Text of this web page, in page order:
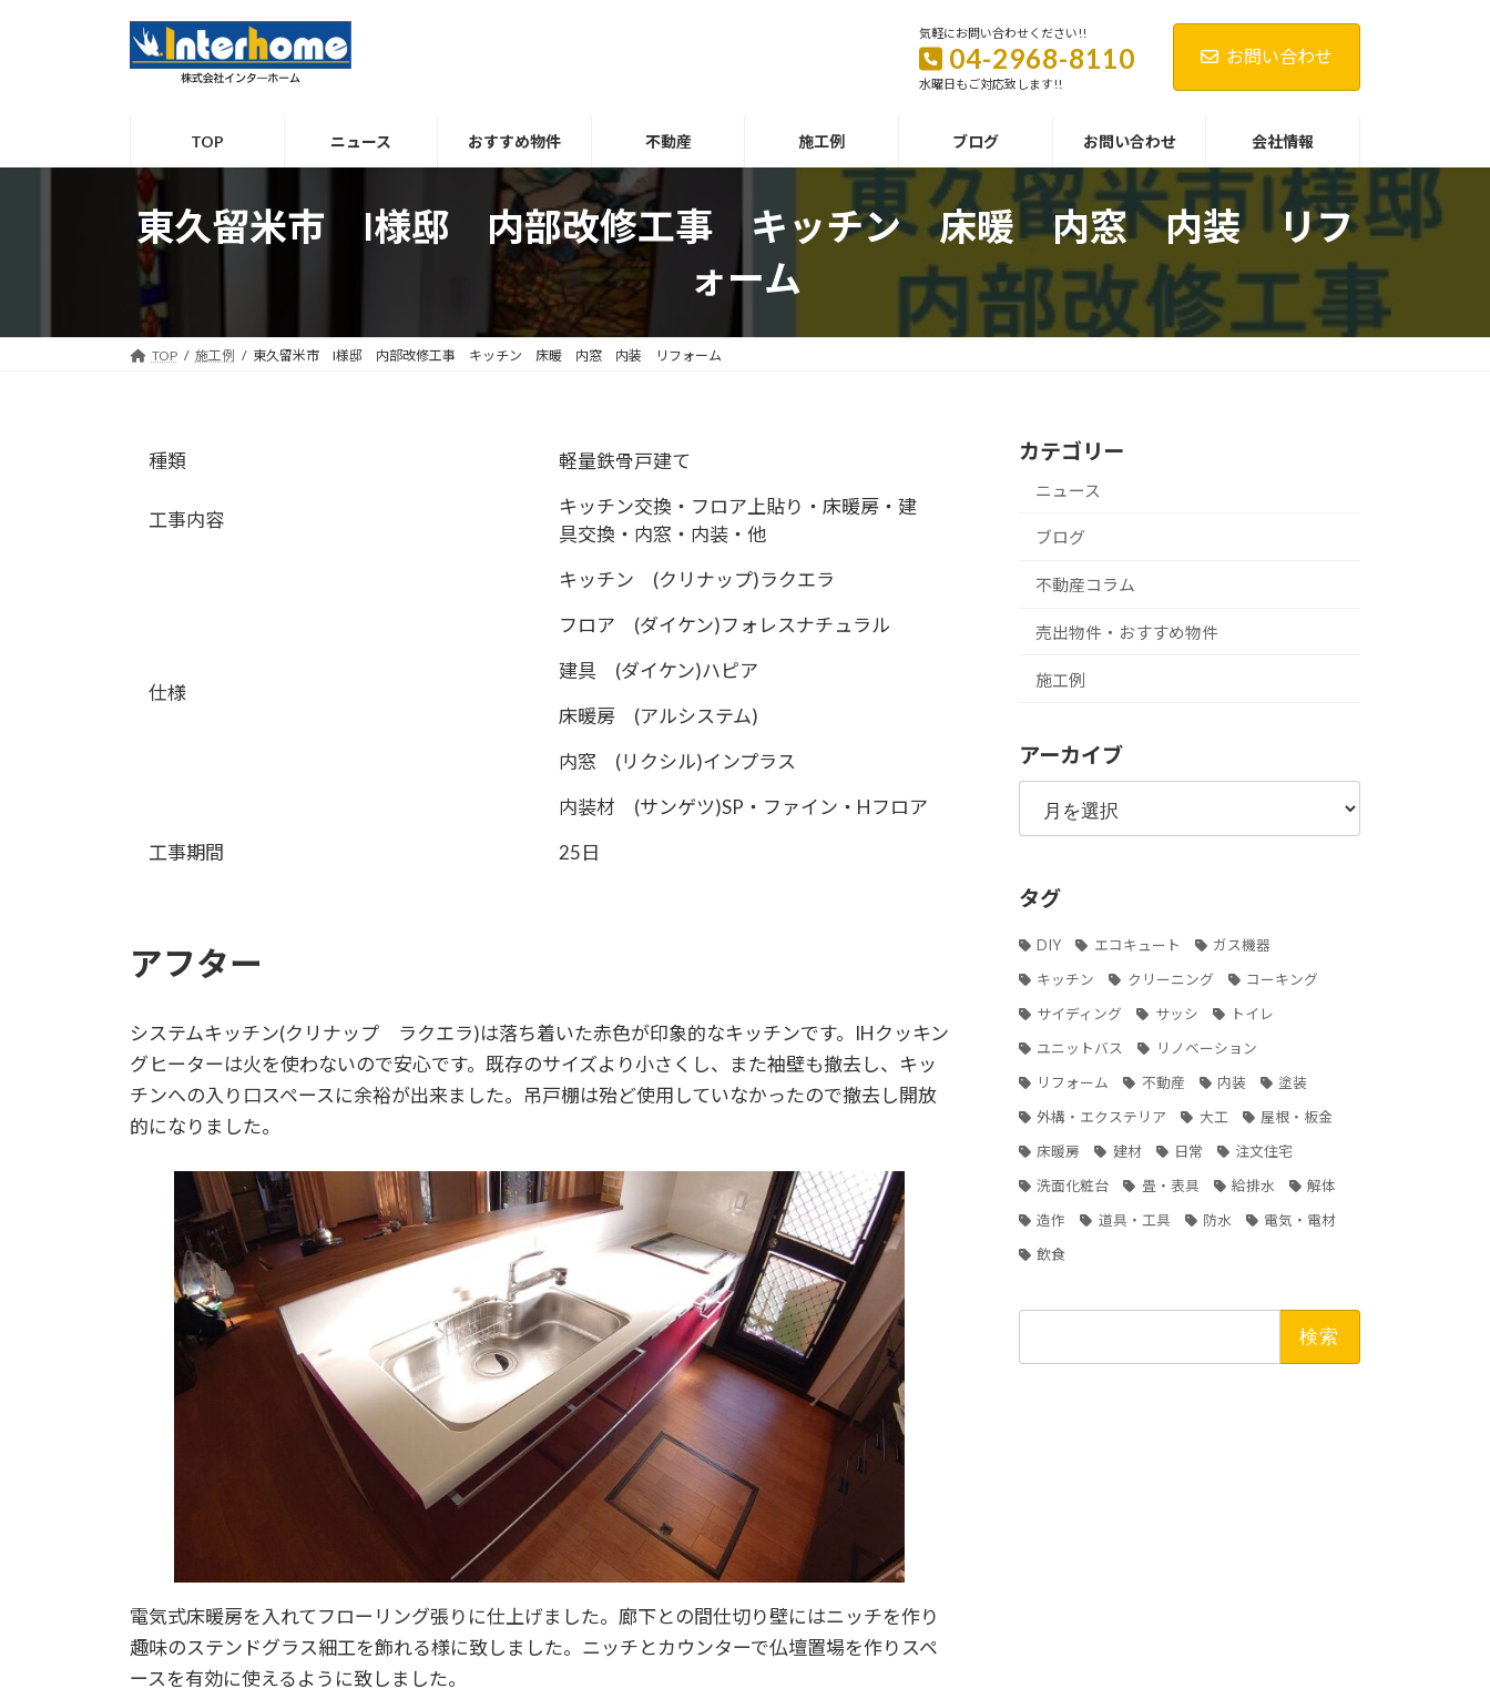
気軽にお問い合わせください!!
04-2968-8110
水曜日もご対応致します!!
お問い合わせ
TOP ニュース おすすめ物件 不動産 施工例 ブログ お問い合わせ 会社情報
東久留米市 I様邸 内部改修工事 キッチン 床暖 内窓 内装 リフ
ォーム
TOP 施工例 東久留米市 I様邸 内部改修工事 キッチン 床暖 内窓 内装 リフォーム
種類 軽量鉄骨戸建て
工事内容
キッチン交換・フロア上貼り・床暖房・建
具交換・内窓・内装・他
仕様
キッチン (クリナップ)ラクエラ
フロア (ダイケン)フォレスナチュラル
建具 (ダイケン)ハピア
床暖房 (アルシステム)
内窓 (リクシル)インプラス
内装材 (サンゲツ)SP・ファイン・Hフロア
工事期間
25日
アフター
システムキッチン(クリナップ ラクエラ)は落ち着いた赤色が印象的なキッチンです。IHクッキン
グヒーターは火を使わないので安心です。既存のサイズより小さくし、また袖壁も撤去し、キッ
チンへの入り口スペースに余裕が出来ました。吊戸棚は殆ど使用していなかったので撤去し開放
的になりました。
電気式床暖房を入れてフローリング張りに仕上げました。廊下との間仕切り壁にはニッチを作り
趣味のステンドグラス細工を飾れる様に致しました。ニッチとカウンターで仏壇置場を作りスペ
ースを有効に使えるように致しました。
カテゴリー
ニュース
ブログ
不動産コラム
売出物件・おすすめ物件
施工例
アーカイブ
ア
カ
ブ
タグ
DIY エコキュート
ガス機器
キッチン
クリーニング
コーキング
サイディング
サッシ
トイレ
ユニットバス
リノベーション
リフォーム
不動産 内装
塗装
外構・エクステリア
大工
屋根・板金
床暖房
建材 日常
注文住宅
洗面化粧台
畳・表具 給排水
解体
造作
道具・工具 防水
電気・電材
飲食